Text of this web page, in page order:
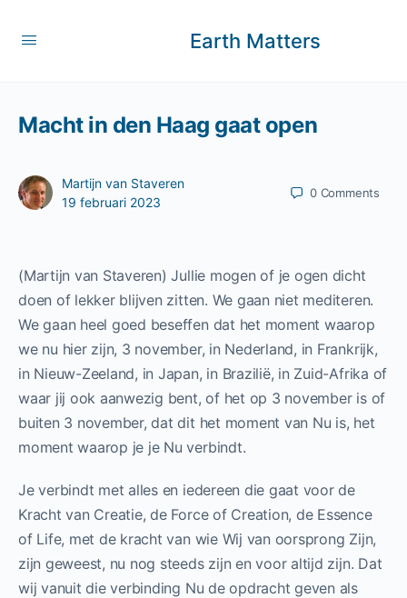
Earth Matters
Macht in den Haag gaat open
Martijn van Staveren
19 februari 2023
0 Comments
(Martijn van Staveren) Jullie mogen of je ogen dicht
doen of lekker blijven zitten. We gaan niet mediteren.
We gaan heel goed beseffen dat het moment waarop
we nu hier zijn, 3 november, in Nederland, in Frankrijk,
in Nieuw-Zeeland, in Japan, in Brazilië, in Zuid-Afrika of
waar jij ook aanwezig bent, of het op 3 november is of
buiten 3 november, dat dit het moment van Nu is, het
moment waarop je je Nu verbindt.
Je verbindt met alles en iedereen die gaat voor de
Kracht van Creatie, de Force of Creation, de Essence
of Life, met de kracht van wie Wij van oorsprong Zijn,
zijn geweest, nu nog steeds zijn en voor altijd zijn. Dat
wij vanuit die verbinding Nu de opdracht geven als